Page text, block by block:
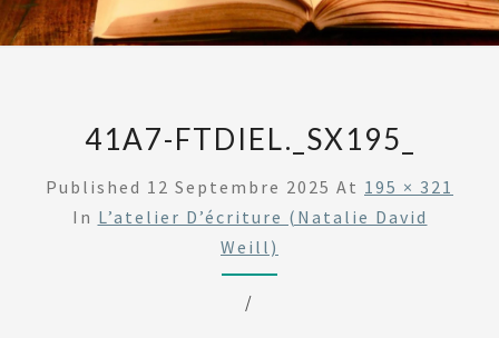
41A7-FTDIEL._SX195_
Published 12 Septembre 2025 At 195 × 321
In L’atelier D’écriture (Natalie David
Weill)
/